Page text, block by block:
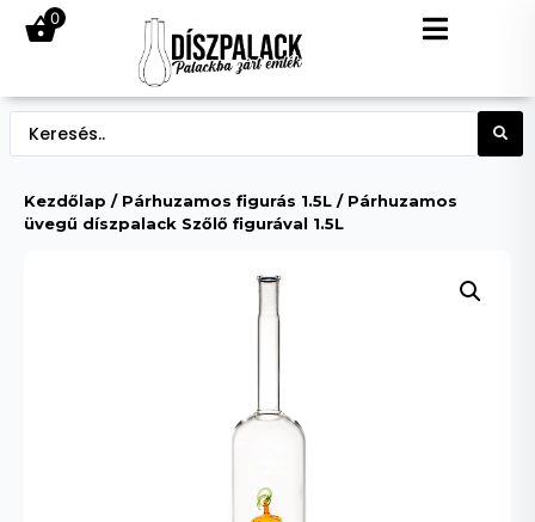
0
Kezdőlap / Párhuzamos figurás 1.5L / Párhuzamos
üvegű díszpalack Szőlő figurával 1.5L